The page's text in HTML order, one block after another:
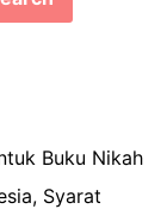
Buku Nikah
Syarat